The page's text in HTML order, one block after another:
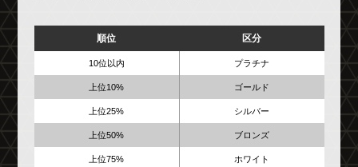
順位 区分
10位以内 プラチナ
上位10% ゴールド
上位25% シルバー
上位50% ブロンズ
上位75% ホワイト